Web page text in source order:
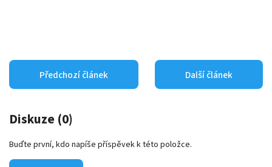
Předchozí článek Další článek
Diskuze (0)
Buďte první, kdo napíše příspěvek k této položce.